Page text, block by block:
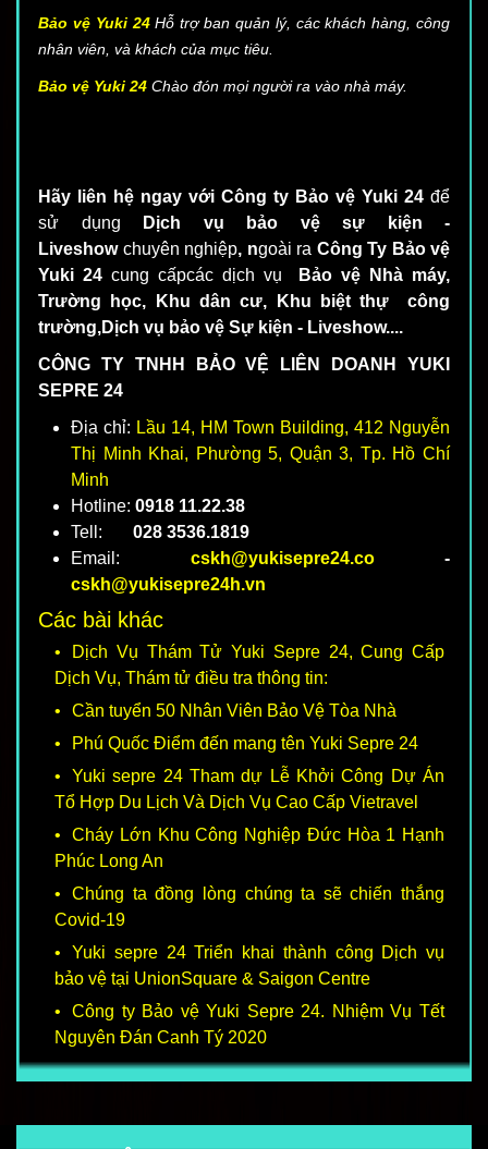
Bảo vệ Yuki 24Hỗ trợ ban quản lý, các khách hàng, công
nhân viên, và khách của mục tiêu.
Bảo vệ Yuki 24 Chào đón mọi người ra vào nhà máy.
Hãy liên hệ ngay với Công ty Bảo vệ Yuki 24 để
sử dụng
Dịch vụ bảo vệ sự kiện -
Liveshow chuyên nghiệp, ngoài ra Công Ty Bảo vệ
Yuki 24 cung cấpcác dịch vụ Bảo vệ Nhà máy,
Trường học, Khu dân cư, Khu biệt thự công
trường,Dịch vụ bảo vệ Sự kiện - Liveshow....
CÔNG TY TNHH BẢO VỆ LIÊN DOANH YUKI
SEPRE 24
Địa chỉ: Lầu 14, HM Town Building, 412 Nguyễn
Thị Minh Khai, Phường 5, Quận 3, Tp. Hồ Chí
Minh
Hotline: 0918 11.22.38
Tell:
028 3536.1819
Email:
cskh@yukisepre24.co-
cskh@yukisepre24h.vn
Các bài khác
Dịch Vụ Thám Tử Yuki Sepre 24, Cung Cấp
Dịch Vụ, Thám tử điều tra thông tin:
Cần tuyển 50 Nhân Viên Bảo Vệ Tòa Nhà
Phú Quốc Điểm đến mang tên Yuki Sepre 24
Yuki sepre 24 Tham dự Lễ Khởi Công Dự Án
Tổ Hợp Du Lịch Và Dịch Vụ Cao Cấp Vietravel
Cháy Lớn Khu Công Nghiệp Đức Hòa 1 Hạnh
Phúc Long An
Chúng ta đồng lòng chúng ta sẽ chiến thắng
Covid-19
Yuki sepre 24 Triển khai thành công Dịch vụ
bảo vệ tại UnionSquare & Saigon Centre
Công ty Bảo vệ Yuki Sepre 24. Nhiệm Vụ Tết
Nguyên Đán Canh Tý 2020